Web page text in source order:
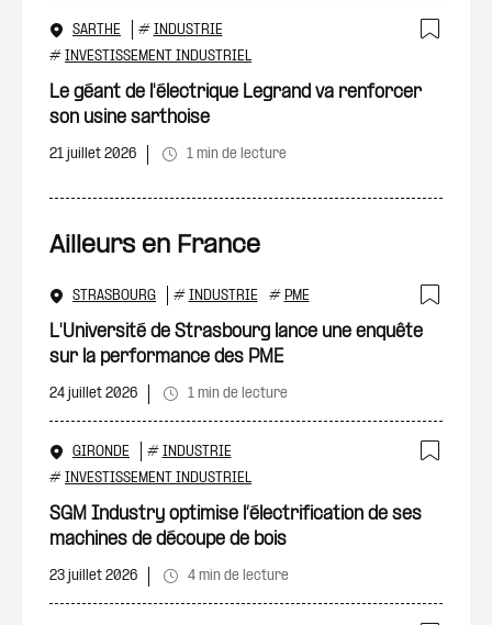
SARTHE # INDUSTRIE
# INVESTISSEMENT INDUSTRIEL
Le géant de l'électrique Legrand va renforcer
son usine sarthoise
21 juillet 2026 1 min de lecture
Ailleurs en France
STRASBOURG # INDUSTRIE # PME
L'Université de Strasbourg lance une enquête
sur la performance des PME
24 juillet 2026 1 min de lecture
GIRONDE # INDUSTRIE
# INVESTISSEMENT INDUSTRIEL
SGM Industry optimise l’électrification de ses
machines de découpe de bois
23 juillet 2026 4 min de lecture